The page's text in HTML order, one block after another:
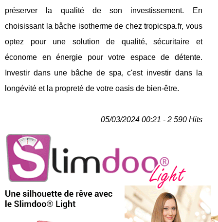
préserver la qualité de son investissement. En
choisissant la bâche isotherme de chez tropicspa.fr, vous
optez pour une solution de qualité, sécuritaire et
économe en énergie pour votre espace de détente.
Investir dans une bâche de spa, c'est investir dans la
longévité et la propreté de votre oasis de bien-être.
05/03/2024 00:21 - 2 590 Hits